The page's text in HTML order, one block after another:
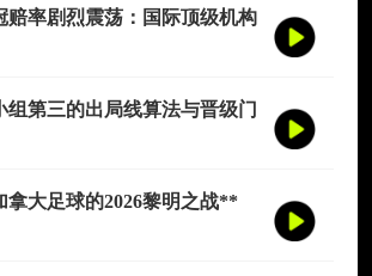
赔率剧烈震荡：国际顶级机构
组第三的出局线算法与晋级门
大足球的2026黎明之战**